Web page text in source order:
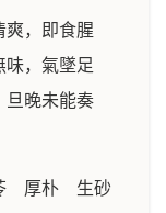
爽，即食腥
味，氣墜足
旦晚未能奏
厚朴 生砂